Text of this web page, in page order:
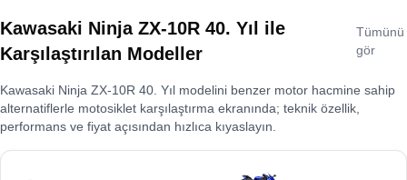
Kawasaki Ninja ZX-10R 40. Yıl
ile
Karşılaştırılan Modeller
Tümünü
gör
Kawasaki Ninja ZX-10R 40. Yıl modelini benzer motor hacmine sahip
alternatiflerle motosiklet karşılaştırma ekranında; teknik özellik,
performans ve fiyat açısından hızlıca kıyaslayın.